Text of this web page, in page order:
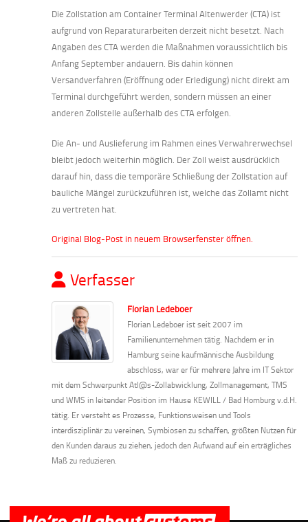
Die Zollstation am Container Terminal Altenwerder (CTA) ist
aufgrund von Reparaturarbeiten derzeit nicht besetzt. Nach
Angaben des CTA werden die Maßnahmen voraussichtlich bis
Anfang September andauern. Bis dahin können
Versandverfahren (Eröffnung oder Erledigung) nicht direkt am
Terminal durchgeführt werden, sondern müssen an einer
anderen Zollstelle außerhalb des CTA erfolgen.
Die An- und Auslieferung im Rahmen eines Verwahrerwechsel
bleibt jedoch weiterhin möglich. Der Zoll weist ausdrücklich
darauf hin, dass die temporäre Schließung der Zollstation auf
bauliche Mängel zurückzuführen ist, welche das Zollamt nicht
zu vertreten hat.
Original Blog-Post in neuem Browserfenster öffnen.
Verfasser
Florian Ledeboer
Florian Ledeboer ist seit 2007 im
Familienunternehmen tätig. Nachdem er in
Hamburg seine kaufmännische Ausbildung
abschloss, war er für mehrere Jahre im IT Sektor
mit dem Schwerpunkt Atl@s-Zollabwicklung, Zollmanagement, TMS
und WMS in leitender Position im Hause KEWILL / Bad Homburg v.d.H.
tätig. Er versteht es Prozesse, Funktionsweisen und Tools
interdisziplinär zu vereinen, Symbiosen zu schaffen, größten Nutzen für
den Kunden daraus zu ziehen, jedoch den Aufwand auf ein erträgliches
Maß zu reduzieren.